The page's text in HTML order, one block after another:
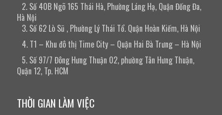
2. Số 40B Ngõ 165 Thái Hà, Phường Láng Hạ, Quận Đống Đa,
Hà Nội
3. Số 62 Lò Sũ , Phường Lý Thái Tổ. Quận Hoàn Kiếm, Hà Nội
4. T1 – Khu đô thị Time City – Quận Hai Bà Trưng – Hà Nội
5. Số 97/7 Đông Hưng Thuận 02, phường Tân Hưng Thuận,
Quận 12, Tp. HCM
THỜI GIAN LÀM VIỆC